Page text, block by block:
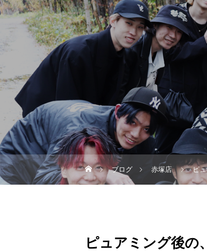
ブログ 赤塚店 ピ
ピュアミング後の